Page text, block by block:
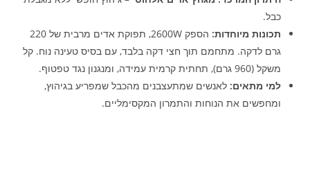
כבל.
תכונות מיוחדות:
הספק 2600W, תפוקת אדים מרבית של 220
גרם לדקה. מתחמם תוך חצי דקה בלבד, עם בסיס טעינה נוח. קל
משקל (960 גרם), תחתית קרמית עמידה, ומנגנון נגד טפטוף.
למי מתאים: לאנשים שמתעצבנים מהכבל שמפריע בגיהוץ,
ומחפשים את הנוחות והתמרון המקסימליים.